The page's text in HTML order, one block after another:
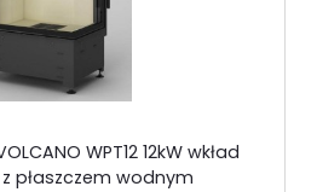
WPT12 12kW wkład
płaszczem wodnym